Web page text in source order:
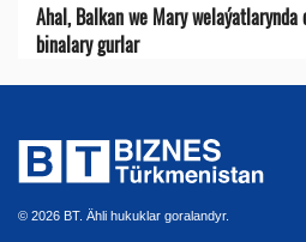
Ahal, Balkan we Mary
binalary gurlar
© 2026 BT. Ähli hukuklar goralandyr.